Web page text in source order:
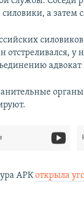
а затем
силовиков
отстреливался, у
адвокат
АРКоткрыла